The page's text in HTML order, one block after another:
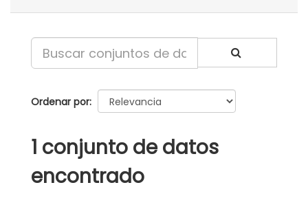
Ordenar por
1 conjunto de datos
encontrado